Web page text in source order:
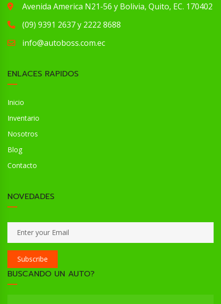
Avenida America N21-56 y Bolivia, Quito, EC. 170402
(09) 9391 2637 y 2222 8688
info@autoboss.com.ec
ENLACES RAPIDOS
Inicio
Inventario
Nosotros
Blog
Contacto
NOVEDADES
Subscribe
BUSCANDO UN AUTO?